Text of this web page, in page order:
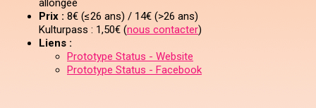
allongée
Prix : 8€ (≤26 ans) / 14€ (>26 ans)
Kulturpass : 1,50€ (nous contacter)
Liens :
Prototype Status - Website
Prototype Status - Facebook